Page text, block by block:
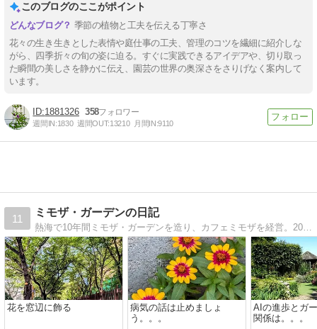
このブログのここがポイント
季節の植物と工夫を伝える丁寧さ
花々の生き生きとした表情や庭仕事の工夫、管理のコツを繊細に紹介しな
がら、四季折々の旬の姿に迫る。すぐに実践できるアイデアや、切り取っ
た瞬間の美しさを静かに伝え、園芸の世界の奥深さをさりげなく案内して
います。
1881326 358
週間IN:1830 週間OUT:13210 月間IN:9110
11
ミモザ・ガーデンの日記
熱海で10年間ミモザ・ガーデンを造り、カフェミモザを経営。2019年夏に東京に戻る。今後は東京の狭い庭でガーデニングを楽しみながら、都会での充実したシニアライフを楽しみたいと思っている。
花を窓辺に飾る
病気の話は止めましょ
う。。。
AIの進歩とガ
関係は。。。